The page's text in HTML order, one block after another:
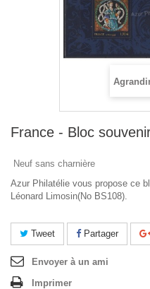
France - Bloc
Neuf sans charnière
Azur Philatélie vous propose ce
Léonard Limosin(No BS108).
Tweet Partager
Envoyer à un ami
Imprimer